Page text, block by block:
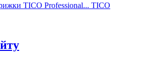
TICO Professional... TICO